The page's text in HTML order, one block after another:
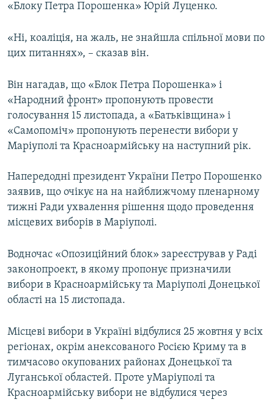
ДОЛУЧАЙСЯ!
Усі сайти RFE/RL
«Блоку Петра Порошенка» Юрій Луценко.
«Ні, коаліція, на жаль, не знайшла спільної мови по
цих питаннях», – сказав він.
Він нагадав, що «Блок Петра Порошенка» і
«Народний фронт» пропонують провести
голосування 15 листопада, а «Батьківщина» і
«Самопоміч» пропонують перенести вибори у
Маріуполі та Красноармійську на наступний рік.
Напередодні президент України Петро Порошенко
заявив, що очікує на на найближчому пленарному
тижні Ради ухвалення рішення щодо проведення
місцевих виборів в Маріуполі.
Водночас «Опозиційний блок» зареєстрував у Раді
законопроект, в якому пропонує призначили
вибори в Красноармійську та Маріуполі Донецької
області на 15 листопада.
Місцеві вибори в Україні відбулися 25 жовтня у всіх
регіонах, окрім анексованого Росією Криму та в
тимчасово окупованих районах Донецької та
Луганської областей. Проте уМаріуполі та
Красноармійську вибори не відбулися через